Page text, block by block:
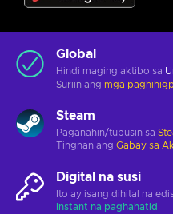
Global
Hindi maging aktibo sa
Suriin ang mga
Steam
Paganahin/tubusin sa
Tingnan ang Gabay sa
Digital na susi
Ito ay isang dihital na
Instant na paghahatid